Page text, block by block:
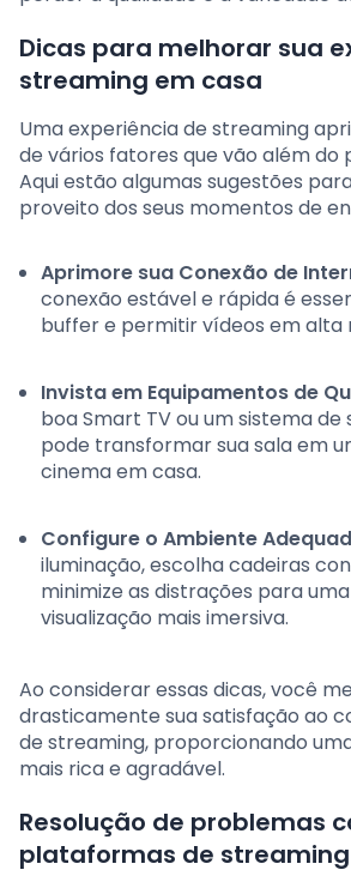
Dicas para melhorar sua
streaming em casa
Uma experiência de streaming
de vários fatores que vão além do
Aqui estão algumas sugestões
proveito dos seus momentos de
Aprimore sua Conexão de
conexão estável e rápida é
buffer e permitir vídeos em alta
Invista em Equipamentos de
boa Smart TV ou um sistema de
pode transformar sua sala em
cinema em casa.
Configure o Ambiente
iluminação, escolha cadeiras
minimize as distrações para
visualização mais imersiva.
Ao considerar essas dicas, você
drasticamente sua satisfação ao
de streaming, proporcionando
mais rica e agradável.
Resolução de problemas
plataformas de streaming